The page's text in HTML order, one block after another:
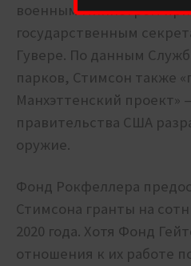
военным министром
государственным
Гувере. По данным
парков, Стимсон также
Манхэттенский
правительства США
оружие.
Фонд Рокфеллера
Стимсона гранты на
2020 года. Хотя Фонд
отношения к их работе